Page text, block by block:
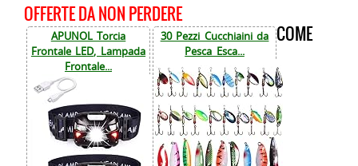
OFFERTE DA NON PERDERE
APUNOL Torcia
Frontale LED, Lampada
Frontale...
30 Pezzi Cucchiaini da
Pesca Esca...
COME